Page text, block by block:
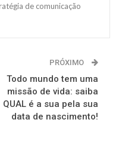
de comunicação
PRÓXIMO
Todo mundo tem uma
missão de vida: saiba
QUAL é a sua pela sua
data de nascimento!